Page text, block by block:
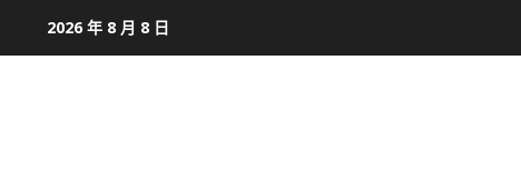
2026 年 8 月 8 日